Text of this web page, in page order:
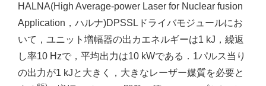
HALNA(High Average-power Laser for Nuclear fusion
Application，ハルナ)DPSSLドライバモジュールにお
いて，ユニット増幅器の出カエネルギーは1 kJ，繰返
し率10 Hzで，平均出力は10 kWである．1パルス当り
の出力が1 kJと大きく，大きなレーザー媒質を必要と